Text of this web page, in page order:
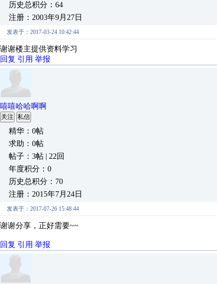
历史总积分：64
注册：2003年9月27日
发表于：2017-03-24 10:42:44
谢谢楼主提供资料学习
回复 引用 举报
嘻嘻哈哈啊啊
关注 私信
精华：0帖
求助：0帖
帖子：3帖 | 22回
年度积分：0
历史总积分：70
注册：2015年7月24日
发表于：2017-07-26 15:48:44
谢谢分享，正好需要~~
回复 引用 举报